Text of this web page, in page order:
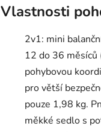
Vlastnosti
2v1: mini
12 do 36
pohybovou
pro větší
pouze 1,98 kg.
měkké sedlo s